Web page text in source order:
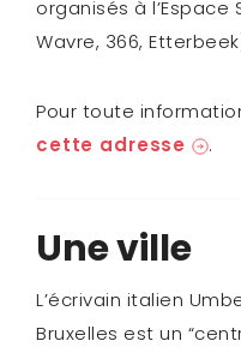
organisés à
Wavre, 366,
Pour toute
cette adresse
.
Une ville
L’écrivain italien
Bruxelles est un